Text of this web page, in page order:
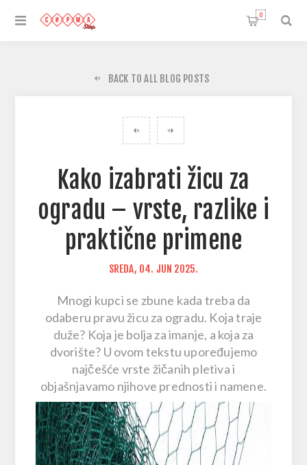
0
BACK TO ALL BLOG POSTS
Kako izabrati žicu za
ogradu – vrste, razlike i
praktične primene
SREDA, 04. JUN 2025.
Mnogi kupci se zbune kada treba da
odaberu pravu žicu za ogradu. Koja traje
duže? Koja je bolja za imanje, a koja za
dvorište? U ovom tekstu upoređujemo
najčešće vrste žičanih pletiva i
objašnjavamo njihove prednosti i namene.